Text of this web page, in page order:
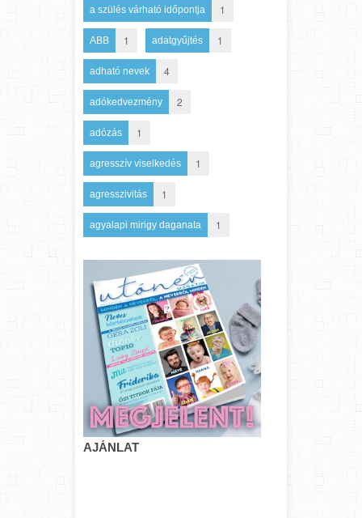
a szülés várható időpontja 1
ABB 1 adatgyűjtés 1
adható nevek 4
adókedvezmény 2
adózás 1
agresszív viselkedés 1
agresszivitás 1
agyalapi mirigy daganata 1
AJÁNLAT